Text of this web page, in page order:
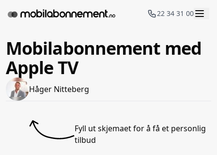
22 34 31 00
Mobilabonnement med
Apple TV
Håger Nitteberg
Fyll ut skjemaet for å få et personlig
tilbud